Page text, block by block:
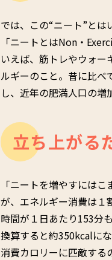
では、この“ニート”とは
「ニートとはNon・
いえば、筋トレやウォ
ルギーのこと。昔に比べ
し、近年の肥満人口の増
立ち上がる
「ニートを増やすには
が、エネルギー消費は１
時間が１日あたり153分
換算すると約350kcalに
消費カロリーに匹敵する